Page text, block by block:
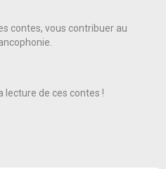
contes, vous contribuer au
lecture de ces contes !